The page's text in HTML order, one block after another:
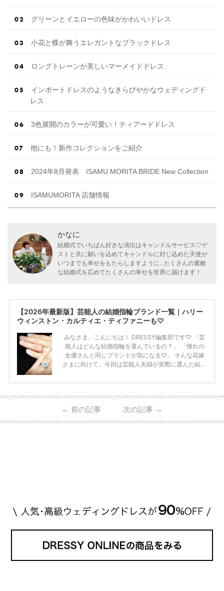
グリーンとイエローの色味がかわいいドレス
小花と蝶が舞うエレガントなブラックドレス
ロングトレーンが美しいマーメイドドレス
インポートドレスのようなきらびやかなウェディングド
レス
3色展開のカラーが可愛い！ティアードドレス
他にも！新作コレクションをご紹介
2024年8月発表 ISAMU MORITA BRIDE New Collection
ISAMUMORITA 店舗情報
かなに
結婚式でいちばん好きな演出はキャンドルサービス♡ゲ
ストと共に願いを込めてキャンドルに封じ込めた天使が
いつまでも幸せをもたらしますように...たくさんの素敵
な結婚式を広めてたくさんの幸せを世界に届けます！
【2026年最新版】芸能人の結婚指輪ブランド一覧｜ハリー
ウィンストン・カルティエ・ティファニーも♡
みなさま、こんにちは！ DRESSY編集部です♡ 「芸
能人はどんな結婚指輪を選んでいるの？」 「憧れの
女優さんと同じブランドが気になる♡」 そんな花嫁
さまに向けて、今回は芸能人夫婦が実際に選んだ結婚
ーウィンストンやカルティエ、ティファニーなど世界
日本で人気のブランドまで幅広くご紹介。 さらに、
・愛用している芸能人夫婦 ・リングの特徴や魅力 ・
← 前の記事 次の記事 →